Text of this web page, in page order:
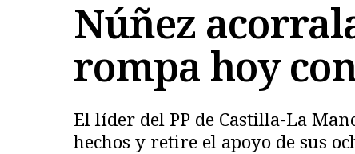
Núñez
rompa hoy
El líder del PP de Castilla-La
hechos y retire el apoyo de sus